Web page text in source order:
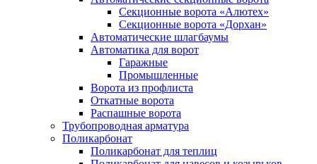
Секционные ворота «Алютех»
Секционные ворота «Дорхан»
Автоматические шлагбаумы
Автоматика для ворот
Гаражные
Промышленные
Ворота из профлиста
Откатные ворота
Распашные ворота
Трубопроводная арматура
Поликарбонат
Поликарбонат для теплиц